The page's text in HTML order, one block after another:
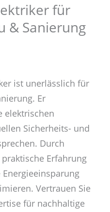
für
& Sanierung
ist unerlässlich für
Er
elektrischen
Sicherheits- und
Durch
Erfahrung
Vertrauen Sie
für nachhaltige